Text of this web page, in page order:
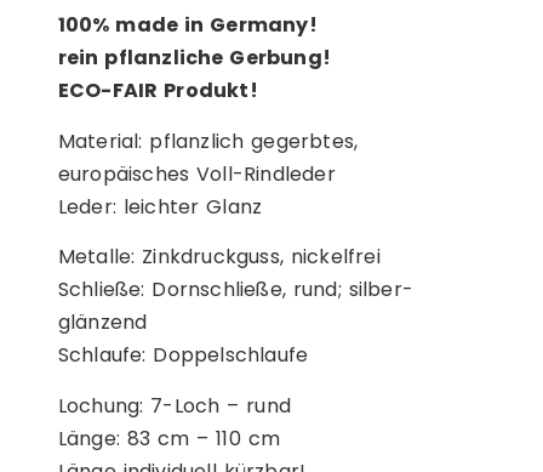
100% made in Germany!
rein pflanzliche Gerbung!
ECO-FAIR Produkt!
Material: pflanzlich gegerbtes,
europäisches Voll-Rindleder
Leder: leichter Glanz
Metalle: Zinkdruckguss, nickelfrei
Schließe: Dornschließe, rund; silber-
glänzend
Schlaufe: Doppelschlaufe
Lochung: 7-Loch – rund
Länge: 83 cm – 110 cm